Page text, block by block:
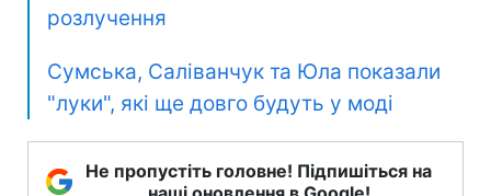
розлучення
Сумська, Саліванчук та Юла показали
"луки", які ще довго будуть у моді
Не пропустіть головне! Підпишіться на